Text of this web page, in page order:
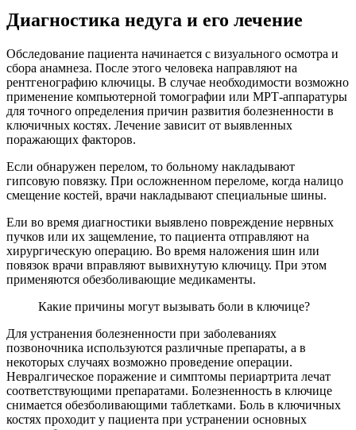
Диагностика недуга и его лечение
Обследование пациента начинается с визуального осмотра и
сбора анамнеза. После этого человека направляют на
рентгенографию ключицы. В случае необходимости возможно
применение компьютерной томографии или МРТ-аппаратуры
для точного определения причин развития болезненности в
ключичных костях. Лечение зависит от выявленных
поражающих факторов.
Если обнаружен перелом, то больному накладывают
гипсовую повязку. При осложненном переломе, когда налицо
смещение костей, врачи накладывают специальные шины.
Ели во время диагностики выявлено повреждение нервных
пучков или их защемление, то пациента отправляют на
хирургическую операцию. Во время наложения шин или
повязок врачи вправляют вывихнутую ключицу. При этом
применяются обезболивающие медикаменты.
Какие причины могут вызывать боли в ключице?
Для устранения болезненности при заболеваниях
позвоночника используются различные препараты, а в
некоторых случаях возможно проведение операции.
Невралгическое поражение и симптомы периартрита лечат
соответствующими препаратами. Болезненность в ключице
снимается обезболивающими таблетками. Боль в ключичных
костях проходит у пациента при устранении основных